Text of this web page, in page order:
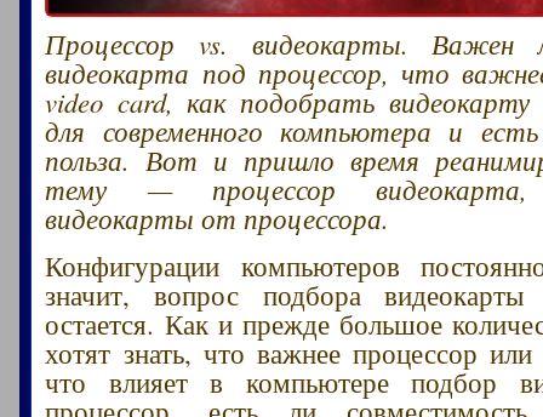
Процессор vs. видеокарты.
видеокарта под процессор, что
video card, как подобрать видеокарту
для современного компьютера и
польза. Вот и пришло время
тему — процессор видеокарта,
видеокарты от процессора.
Конфигурации компьютеров
значит, вопрос подбора
остается. Как и прежде большое
хотят знать, что важнее процессор или
что влияет в компьютере подбор